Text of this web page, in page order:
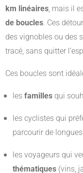
km linéaires, mais il
de boucles. Ces
des vignobles ou des
tracé, sans quitter
Ces boucles sont
les familles qui
les cyclistes qui
parcourir de
les voyageurs qui
thématiques (vins,